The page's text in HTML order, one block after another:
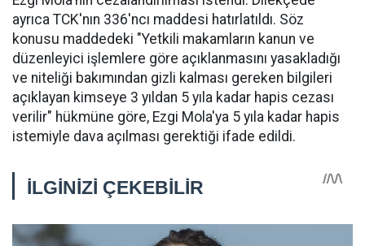
ayrıca TCK'nın 336'ncı maddesi hatırlatıldı. Söz
konusu maddedeki "Yetkili makamların kanun ve
düzenleyici işlemlere göre açıklanmasını yasakladığı
ve niteliği bakımından gizli kalması gereken bilgileri
açıklayan kimseye 3 yıldan 5 yıla kadar hapis cezası
verilir" hükmüne göre, Ezgi Mola'ya 5 yıla kadar hapis
istemiyle dava açılması gerektiği ifade edildi.